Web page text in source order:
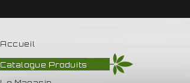
Accueil
Catalogue Produits